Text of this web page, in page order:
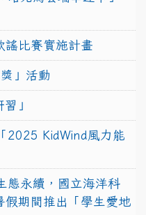
謠比賽實施計畫
」活動
」
2025 KidWind風力能
態永續，國立海洋科
期間推出「學生愛地